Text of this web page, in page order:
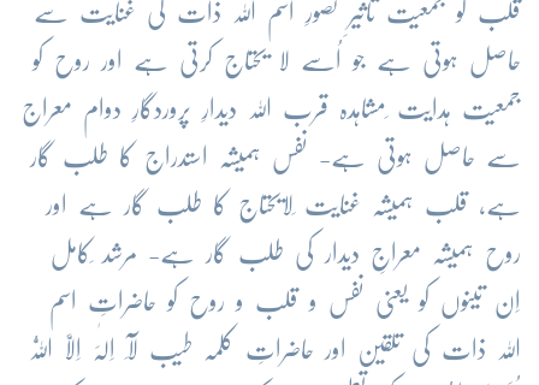
قلب کو جمعیت تاثیرِ تصورِ اسم اللہ ذات کی غنایت سے
حاصل ہوتی ہے جو اُسے لا یحتاج کرتی ہے اور روح کو
جمعیت ہدایت ِمشاہدہ قرب اللہ دیدارِ پروردگارِ دوام معراج
سے حاصل ہوتی ہے- نفس ہمیشہ استدراج کا طلب گار
ہے، قلب ہمیشہ غنایت ِلایحتاج کا طلب گار ہے اور
روح ہمیشہ معراجِ دیدار کی طلب گار ہے- مرشد ِکامل
اِن تینوں کو یعنی نفس و قلب و روح کو حاضراتِ اسم
اللہ ذات کی تلقین اور حاضراتِ کلمہ طیب لَآ اِلٰہَ اِلَّا اللّٰہُ